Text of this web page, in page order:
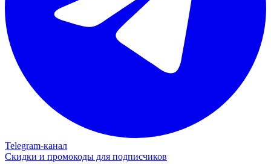
Telegram‑канал
Скидки и промокоды для подписчиков